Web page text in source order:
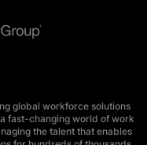
global workforce solutions
fast-changing world of work
the talent that enables